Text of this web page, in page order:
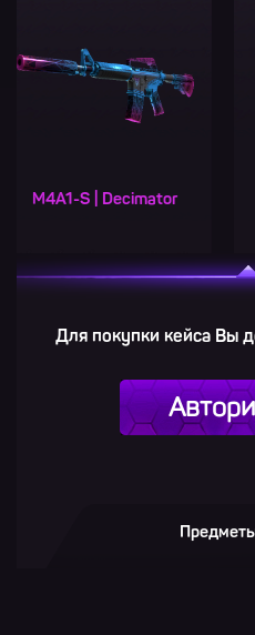
Glock-18 |
Для покупки кейса Вы